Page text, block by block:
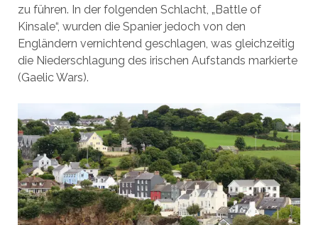
zu führen. In der folgenden Schlacht, „Battle of
Kinsale“, wurden die Spanier jedoch von den
Engländern vernichtend geschlagen, was gleichzeitig
die Niederschlagung des irischen Aufstands markierte
(Gaelic Wars).